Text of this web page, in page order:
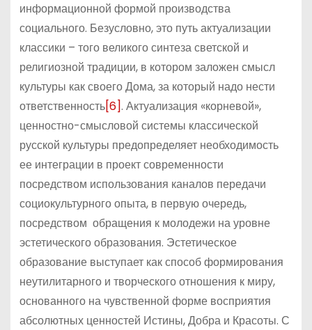
информационной формой производства
социального. Безусловно, это путь актуализации
классики – того великого синтеза светской и
религиозной традиции, в котором заложен смысл
культуры как своего Дома, за который надо нести
ответственность[6]. Актуализация «корневой»,
ценностно-смысловой системы классической
русской культуры предопределяет необходимость
ее интеграции в проект современности
посредством использования каналов передачи
социокультурного опыта, в первую очередь,
посредством обращения к молодежи на уровне
эстетического образования. Эстетическое
образование выступает как способ формирования
неутилитарного и творческого отношения к миру,
основанного на чувственной форме восприятия
абсолютных ценностей Истины, Добра и Красоты. С